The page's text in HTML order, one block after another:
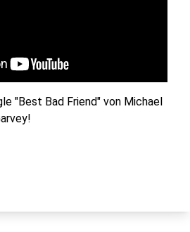
"Best Bad Friend" von Michael